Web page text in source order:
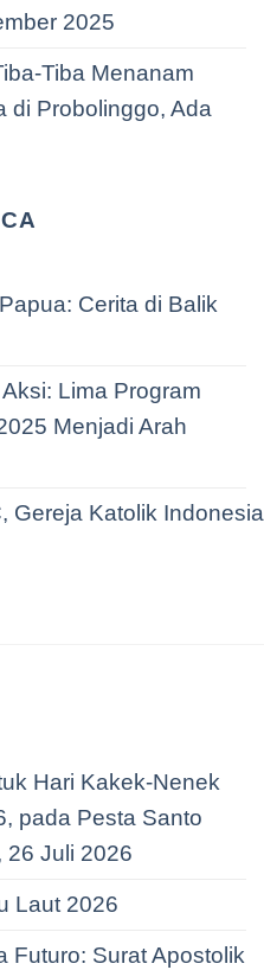
2025
Tiba Menanam
di Probolinggo, Ada
Cerita di Balik
Lima Program
Menjadi Arah
Gereja Katolik
Hari Kakek-Nenek
pada Pesta Santo
26 Juli 2026
Laut 2026
Futuro: Surat Apostolik